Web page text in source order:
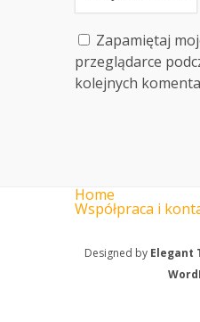
Zapamiętaj
przeglądarce
kolejnych
Home
Współpraca i
Designed by Elegant